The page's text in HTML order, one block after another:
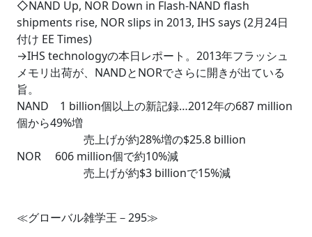
◇NAND Up, NOR Down in Flash-NAND flash
shipments rise, NOR slips in 2013, IHS says (2月24日
付け EE Times)
→IHS technologyの本日レポート。2013年フラッシュ
メモリ出荷が、NANDとNORでさらに開きが出ている
旨。
NAND 1 billion個以上の新記録…2012年の687 million
個から49%増
売上げが約28%増の$25.8 billion
NOR 606 million個で約10%減
売上げが約$3 billionで15%減
≪グローバル雑学王－295≫